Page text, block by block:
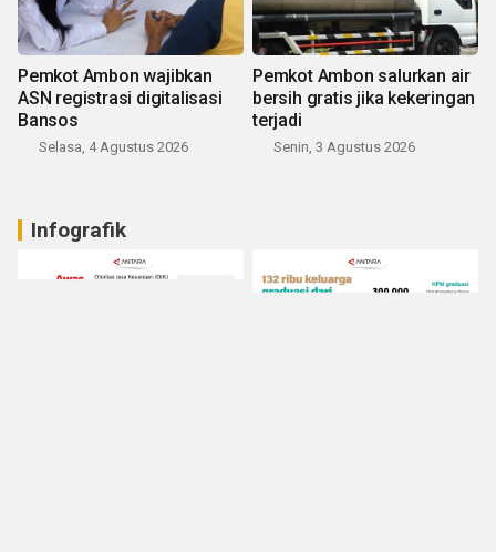
Pemkot Ambon wajibkan
ASN registrasi digitalisasi
Bansos
Selasa, 4 Agustus 2026
Pemkot Ambon salurkan air
bersih gratis jika kekeringan
terjadi
Senin, 3 Agustus 2026
Infografik